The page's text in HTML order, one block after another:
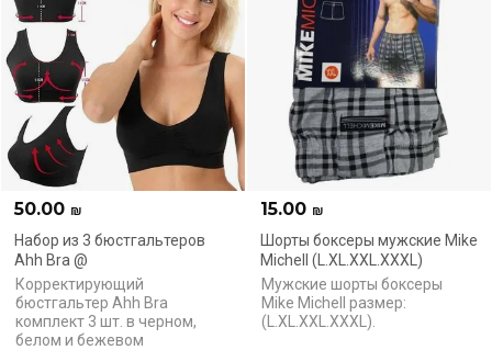
50.00 ₪
Набор из 3 бюстгальтеров
Ahh Bra @
Корректирующий
бюстгальтер Ahh Bra
комплект 3 шт. в черном,
белом и бежевом
15.00 ₪
Шорты боксеры мужские Mike
Michell (L.XL.XXL.XXXL)
Мужские шорты боксеры
Mike Michell размер:
(L.XL.XXL.XXXL).